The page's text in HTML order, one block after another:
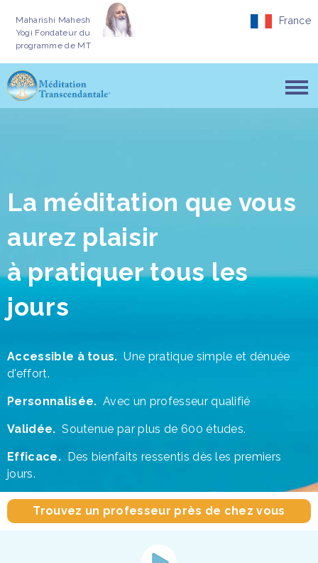
Maharishi Mahesh
Yogi Fondateur du
programme de MT
France
La méditation que vous
aurez plaisir
à pratiquer tous les
jours
Accessible à tous. Une pratique simple et dénuée
d'effort.
Personnalisée. Avec un professeur qualifié
Validée. Soutenue par plus de 600 études.
Efficace.Des bienfaits ressentis dès les premiers
jours.
Trouvez un professeur près de chez vous